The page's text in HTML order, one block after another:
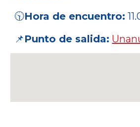
🕥Hora de encuentro: 1
📌Punto de salida: